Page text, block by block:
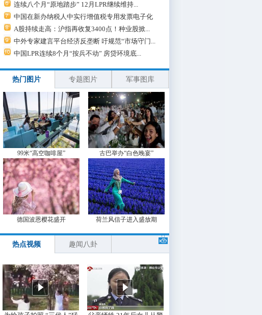
连续八个月“原地踏步” 12月LPR继续维持...
中国在新办纳税人中实行增值税专用发票电子化
A股持续走高：沪指再收复3400点！种业股掀...
中外专家建言平台经济反垄断 吁规范“市场守门...
中国LPR连续8个月“按兵不动” 房贷环境底...
热门图片 专题图片 军事图库
99米“高空咖啡屋” 古巴举办“白色晚宴”
德国波恩樱花盛开 荷兰风信子进入盛放期
热点视频 趣闻八卦